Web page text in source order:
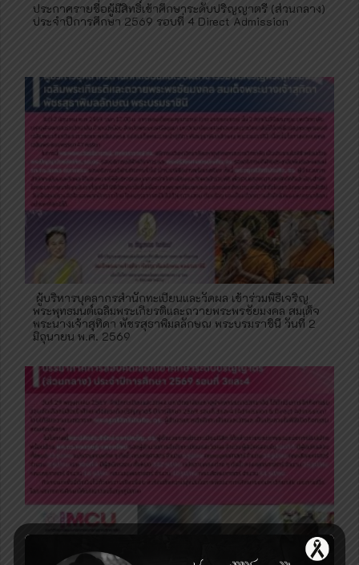
ประกาศรายชื่อผู้มีสิทธิ์เข้าศึกษาระดับปริญญาตรี (ส่วนกลาง)
ประจำปีการศึกษา 2569 รอบที่ 4 Direct Admission
ผู้บริหารบุคลากรสำนักทะเบียนและวัดผล เข้าร่วมพิธีเจริญ
พระพุทธมนต์เฉลิมพระเกียรติและถวายพระพรชัยมงคล สมเด็จ
พระนางเจ้าสุทิดา พัชรสุธาพิมลลักษณ พระบรมราชินี วันที่ 2
มิถุนายน พ.ศ. 2569